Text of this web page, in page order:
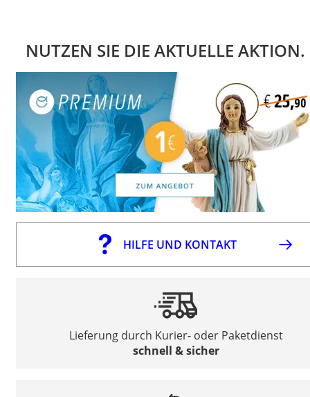
NUTZEN SIE DIE AKTUELLE AKTION.
HILFE UND KONTAKT
Lieferung durch Kurier- oder Paketdienst
schnell & sicher